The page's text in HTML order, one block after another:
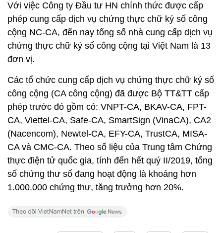
Với việc Công ty Đầu tư HN chính thức được cấp
phép cung cấp dịch vụ chứng thực chữ ký số công
cộng NC-CA, đến nay tổng số nhà cung cấp dịch vụ
chứng thực chữ ký số công cộng tại Việt Nam là 13
đơn vị.
Các tổ chức cung cấp dịch vụ chứng thực chữ ký số
công cộng (CA công cộng) đã được Bộ TT&TT cấp
phép trước đó gồm có: VNPT-CA, BKAV-CA, FPT-
CA, Viettel-CA, Safe-CA, SmartSign (VinaCA), CA2
(Nacencom), Newtel-CA, EFY-CA, TrustCA, MISA-
CA và CMC-CA. Theo số liệu của Trung tâm Chứng
thực điện tử quốc gia, tính đến hết quý II/2019, tổng
số chứng thư số đang hoạt động là khoảng hơn
1.000.000 chứng thư, tăng trưởng hơn 20%.